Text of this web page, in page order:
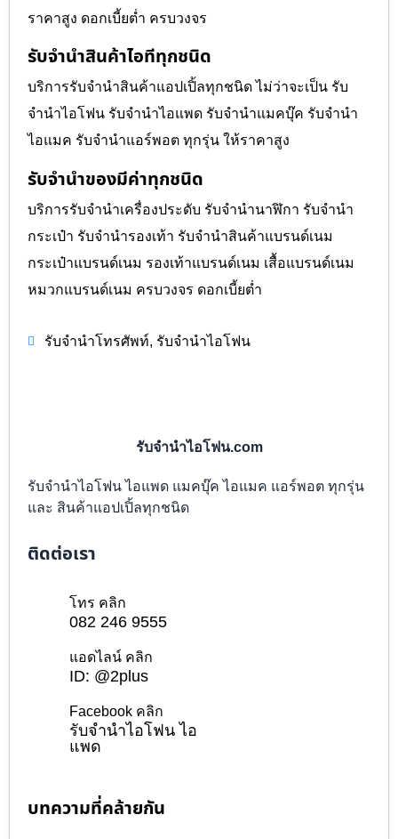
ราคาสูง ดอกเบี้ยต่ำ ครบวงจร
รับจำนำสินค้าไอทีทุกชนิด
บริการรับจำนำสินค้าแอปเปิ้ลทุกชนิด ไม่ว่าจะเป็น รับ
จำนำไอโฟน รับจำนำไอแพด รับจำนำแมคบุ๊ค รับจำนำ
ไอแมค รับจำนำแอร์พอต ทุกรุ่น ให้ราคาสูง
รับจำนำของมีค่าทุกชนิด
บริการรับจำนำเครื่องประดับ รับจำนำนาฬิกา รับจำนำ
กระเป๋า รับจำนำรองเท้า รับจำนำสินค้าแบรนด์เนม
กระเป๋าแบรนด์เนม รองเท้าแบรนด์เนม เสื้อแบรนด์เนม
หมวกแบรนด์เนม ครบวงจร ดอกเบี้ยต่ำ
รับจำนำโทรศัพท์, รับจำนำไอโฟน
รับจำนำไอโฟน.com
รับจำนำไอโฟน ไอแพด แมคบุ๊ค ไอแมค แอร์พอต ทุกรุ่น
และ สินค้าแอปเปิ้ลทุกชนิด
ติดต่อเรา
โทร คลิก
082 246 9555
แอดไลน์ คลิก
ID: @2plus
Facebook คลิก
รับจำนำไอโฟน ไอ
แพด
บทความที่คล้ายกัน